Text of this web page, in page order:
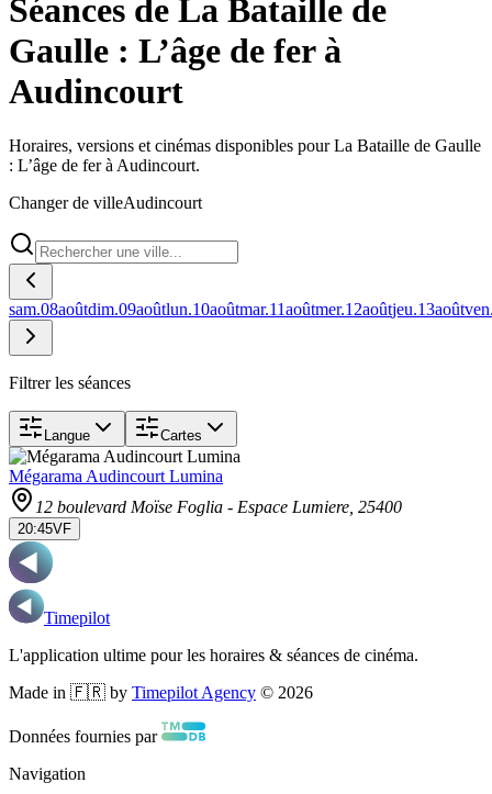
Séances de La Bataille de
Gaulle : L’âge de fer à
Audincourt
Horaires, versions et cinémas disponibles pour La Bataille de Gaulle
: L’âge de fer à Audincourt.
Changer de villeAudincourt
sam.08aoûtdim.09aoûtlun.10aoûtmar.11aoûtmer.12aoûtjeu.13août
Filtrer les séances
Langue Cartes
Mégarama Audincourt Lumina
12 boulevard Moïse Foglia - Espace Lumiere , 25400
20:45VF
Timepilot
L'application ultime pour les horaires & séances de cinéma.
Made in 🇫🇷 by Timepilot Agency © 2026
Données fournies par
Navigation